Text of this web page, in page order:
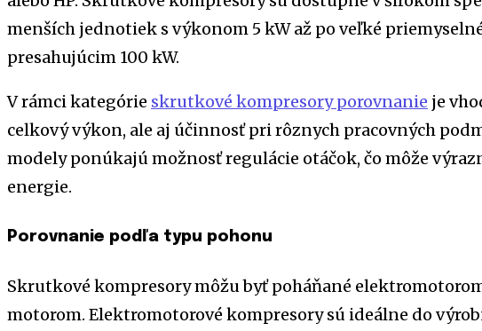
menších jednotiek s výkonom 5 kW až po veľké
presahujúcim 100 kW.
V rámci kategórie skrutkové kompresory porovnanie je
celkový výkon, ale aj účinnosť pri rôznych pracovných
modely ponúkajú možnosť regulácie otáčok, čo môže
energie.
Porovnanie podľa typu pohonu
Skrutkové kompresory môžu byť poháňané
motorom. Elektromotorové kompresory sú ideálne do